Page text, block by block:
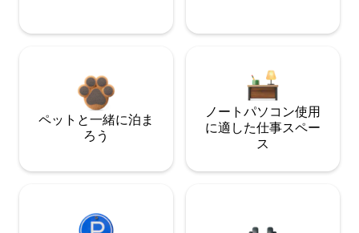
ペットと一緒に泊ま
ろう
ノートパソコン使用
に適した仕事スペー
ス